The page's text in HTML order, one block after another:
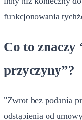
funkcjonowania
Co to znaczy
przyczyny”?
"Zwrot bez podania
odstąpienia od